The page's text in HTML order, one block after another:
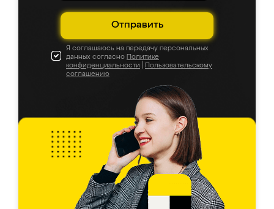
Отправить
Я соглашаюсь на передачу персональных
данных согласно Политике
конфиденциальности
Пользовательскому
соглашению